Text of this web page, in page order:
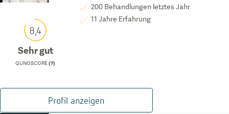
8,4
Sehr gut
QUNOSCORE(?)
200 Behandlungen letztes Jahr
11 Jahre Erfahrung
Profil anzeigen